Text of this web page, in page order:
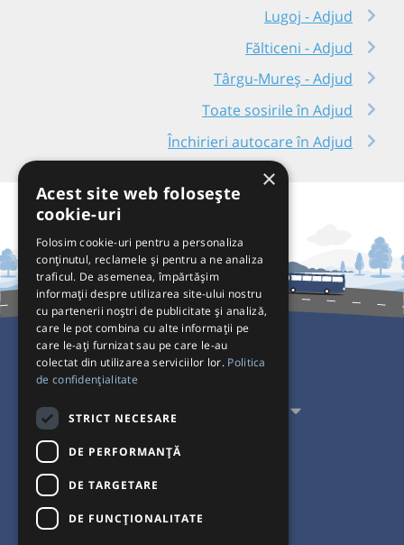
Lugoj - Adjud
Fălticeni - Adjud
Târgu-Mureș - Adjud
Toate sosirile în Adjud
Închirieri autocare în Adjud
Pentru Călători
Pentru Transportatori
Interacționăm
Acceptăm plăți cu
×
Acest site web folosește
cookie-uri
Folosim cookie-uri pentru a personaliza
conținutul, reclamele și pentru a ne analiza
traficul. De asemenea, împărtășim
informații despre utilizarea site-ului nostru
cu partenerii noștri de publicitate și analiză,
care le pot combina cu alte informații pe
care le-ați furnizat sau pe care le-au
colectat din utilizarea serviciilor lor. Politica
de confidențialitate
STRICT NECESARE
DE PERFORMANȚĂ
DE TARGETARE
DE FUNCŢIONALITATE